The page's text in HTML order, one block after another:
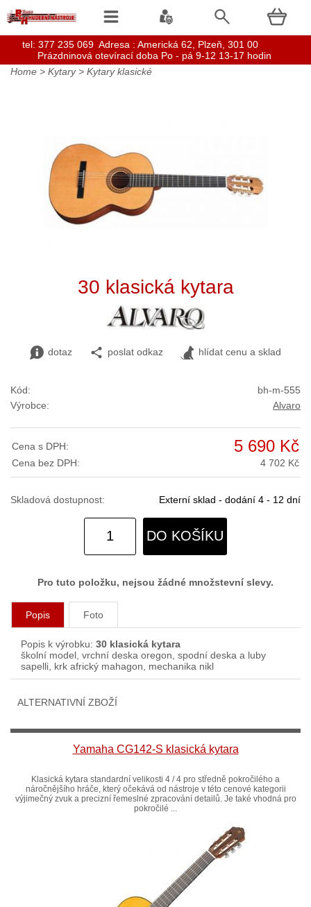
Home > Kytary> Kytary klasické
30 klasická kytara
dotaz poslat odkaz hlídat cenu a sklad
Kód:
bh-m-555
Výrobce:
Alvaro
Cena s DPH: 5 690 Kč
Cena bez DPH: 4 702 Kč
Skladová dostupnost: Externí sklad - dodání 4 - 12 dní
DO KOŠÍKU
Pro tuto položku, nejsou žádné množstevní slevy.
Popis Foto
Popis k výrobku: 30 klasická kytara
školní model, vrchní deska oregon, spodní deska a luby
sapelli, krk africký mahagon, mechanika nikl
ALTERNATIVNÍ ZBOŽÍ
Yamaha CG142-S klasická kytara
Klasická kytara standardní velikosti 4 / 4 pro středně pokročilého a
náročnějšího hráče, který očekává od nástroje v této cenové kategorii
výjimečný zvuk a precizní řemeslné zpracování detailů. Je také vhodná pro
pokročilé ...
tel: 377 235 069 Adresa : Americká 62, Plzeň, 301 00
Prázdninová otevírací doba Po - pá 9-12 13-17 hodin